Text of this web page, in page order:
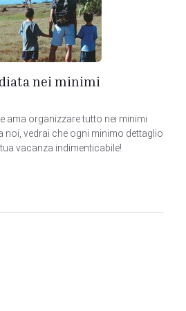
nei minimi
ama organizzare tutto nei minimi
noi, vedrai che ogni minimo dettaglio
vacanza indimenticabile!